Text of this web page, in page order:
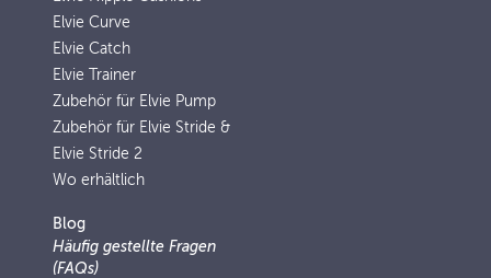
Elvie Curve
Elvie Catch
Elvie Trainer
Zubehör für Elvie Pump
Zubehör für Elvie Stride &
Elvie Stride 2
Wo erhältlich
Blog
Häufig gestellte Fragen
(FAQs)